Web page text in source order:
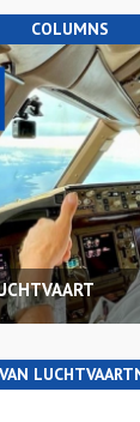
COLUMNS